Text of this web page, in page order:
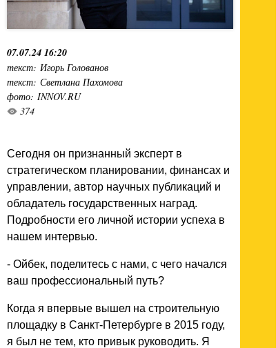
07.07.24 16:20
текст: Игорь Голованов
текст: Светлана Пахомова
фото: INNOV.RU
374
Сегодня он признанный эксперт в
стратегическом планировании, финансах и
управлении, автор научных публикаций и
обладатель государственных наград.
Подробности его личной истории успеха в
нашем интервью.
- Ойбек, поделитесь с нами, с чего начался
ваш профессиональный путь?
Когда я впервые вышел на строительную
площадку в Санкт-Петербурге в 2015 году,
я был не тем, кто привык руководить. Я